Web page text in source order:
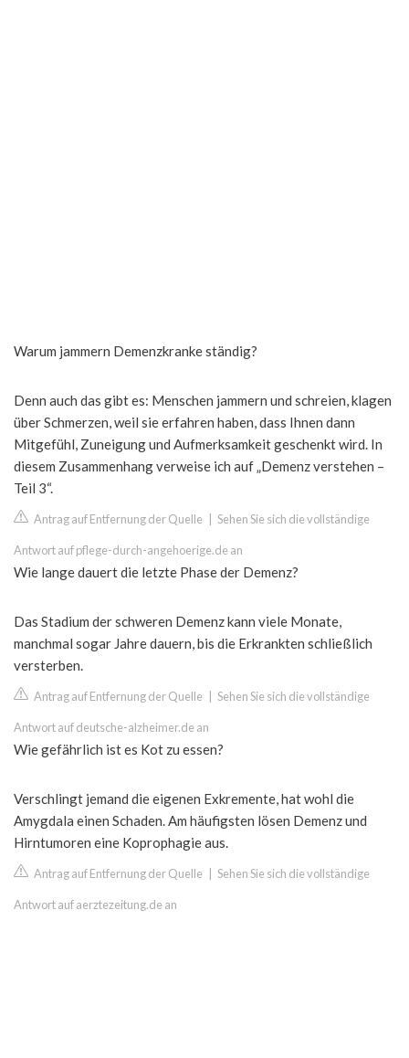
Warum jammern Demenzkranke ständig?
Denn auch das gibt es: Menschen jammern und schreien, klagen
über Schmerzen, weil sie erfahren haben, dass Ihnen dann
Mitgefühl, Zuneigung und Aufmerksamkeit geschenkt wird. In
diesem Zusammenhang verweise ich auf „Demenz verstehen –
Teil 3“.
Antrag auf Entfernung der Quelle Sehen Sie sich die vollständige
Antwort auf pflege-durch-angehoerige.de an
Wie lange dauert die letzte Phase der Demenz?
Das Stadium der schweren Demenz kann viele Monate,
manchmal sogar Jahre dauern, bis die Erkrankten schließlich
versterben.
Antrag auf Entfernung der Quelle Sehen Sie sich die vollständige
Antwort auf deutsche-alzheimer.de an
Wie gefährlich ist es Kot zu essen?
Verschlingt jemand die eigenen Exkremente, hat wohl die
Amygdala einen Schaden. Am häufigsten lösen Demenz und
Hirntumoren eine Koprophagie aus.
Antrag auf Entfernung der Quelle Sehen Sie sich die vollständige
Antwort auf aerztezeitung.de an